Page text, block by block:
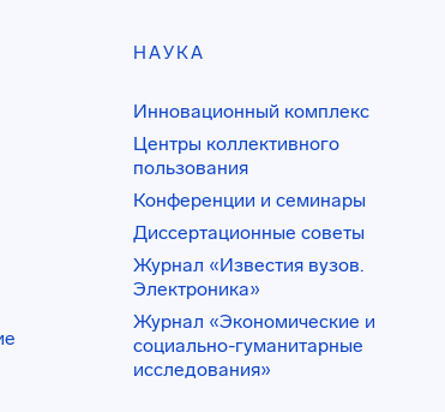
НАУКА
Инновационный комплекс
Центры коллективного
пользования
Конференции и семинары
Диссертационные советы
Журнал «Известия вузов.
Электроника»
Журнал «Экономические и
социально-гуманитарные
исследования»